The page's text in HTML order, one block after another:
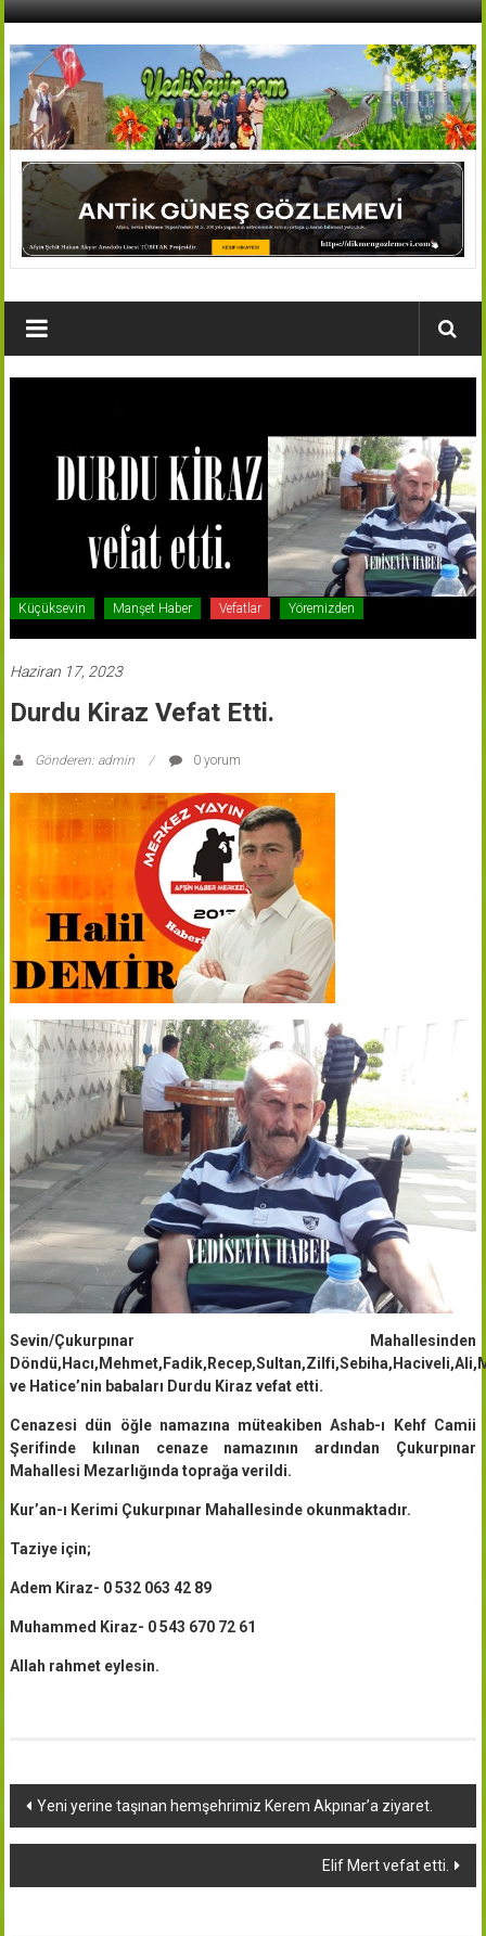
İçeriğe
AFŞİN
YEDİSEVİN
HABER
Köyleri
Küçüksevin Manşet Haber Vefatlar Yöremizden
Haziran 17, 2023
Durdu Kiraz Vefat Etti.
Gönderen: admin 0 yorum
Sevin/Çukurpınar Mahallesinden
ve Hatice’nin babaları Durdu Kiraz vefat etti.
Cenazesi dün öğle namazına müteakiben Ashab-ı Kehf Camii
Şerifinde kılınan cenaze namazının ardından Çukurpınar
Mahallesi Mezarlığında toprağa verildi.
Kur’an-ı Kerimi Çukurpınar Mahallesinde okunmaktadır.
Taziye için;
Adem Kiraz- 0 532 063 42 89
Muhammed Kiraz- 0 543 670 72 61
Allah rahmet eylesin.
Yazı
dolaşımı
Yeni yerine taşınan hemşehrimiz Kerem Akpınar’a ziyaret.
Elif Mert vefat etti.